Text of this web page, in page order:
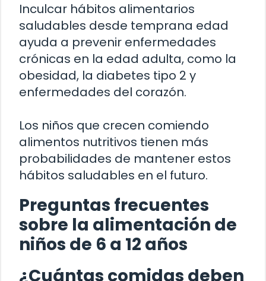
Inculcar hábitos alimentarios
saludables desde temprana edad
ayuda a prevenir enfermedades
crónicas en la edad adulta, como la
obesidad, la diabetes tipo 2 y
enfermedades del corazón.
Los niños que crecen comiendo
alimentos nutritivos tienen más
probabilidades de mantener estos
hábitos saludables en el futuro.
Preguntas frecuentes
sobre la alimentación de
niños de 6 a 12 años
¿Cuántas comidas deben